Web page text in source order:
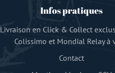
Infos pratiques
Livraison en Click & Collect
Colissimo et Mondial Relay à
Contact